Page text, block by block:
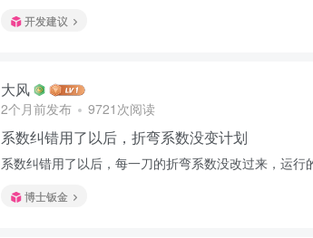
开发建议
大风
2个月前发布 9721次阅读
系数纠错用了以后，折弯系数没变计划
系数纠错用了以后，每一刀的折弯系数没改过来，运行
博士钣金